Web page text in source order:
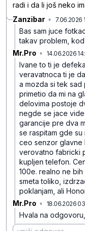
radi i da li još neko
Zanzibar • 7.06.2026
Bas sam juce
takav problem,
Mr.Pro • 14.06.2026
Ivane to ti je
veravatnoca ti je
a mozda si tek sad
primetio da mi na
delovima postoje
negde se jace
garancije pre dva
se raspitam gde
ceo senzor glavne
verovatno fabricki
kupljen telefon.
100e. realno ne
smeta toliko,
poklanjam, ali
Mr.Pro • 18.06.2026
Hvala na